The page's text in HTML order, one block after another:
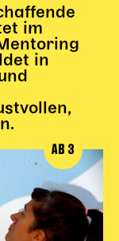
im
in
AB 3